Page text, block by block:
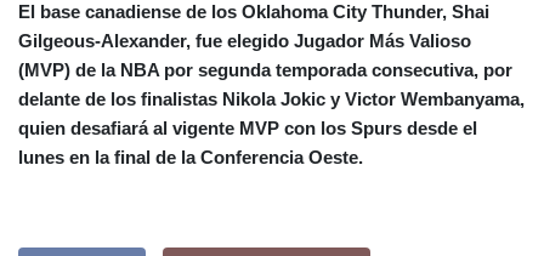
El base canadiense de los Oklahoma City Thunder, Shai
Gilgeous-Alexander, fue elegido Jugador Más Valioso
(MVP) de la NBA por segunda temporada consecutiva, por
delante de los finalistas Nikola Jokic y Victor Wembanyama,
quien desafiará al vigente MVP con los Spurs desde el
lunes en la final de la Conferencia Oeste.